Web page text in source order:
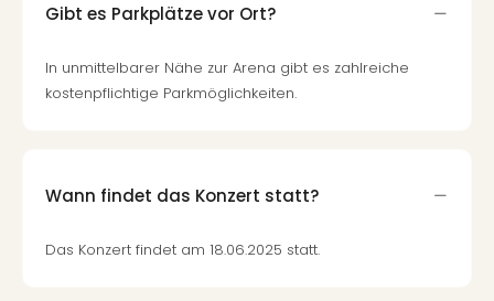
Gibt es Parkplätze vor Ort?
In unmittelbarer Nähe zur Arena gibt es zahlreiche
kostenpflichtige Parkmöglichkeiten.
Wann findet das Konzert statt?
Das Konzert findet am 18.06.2025 statt.